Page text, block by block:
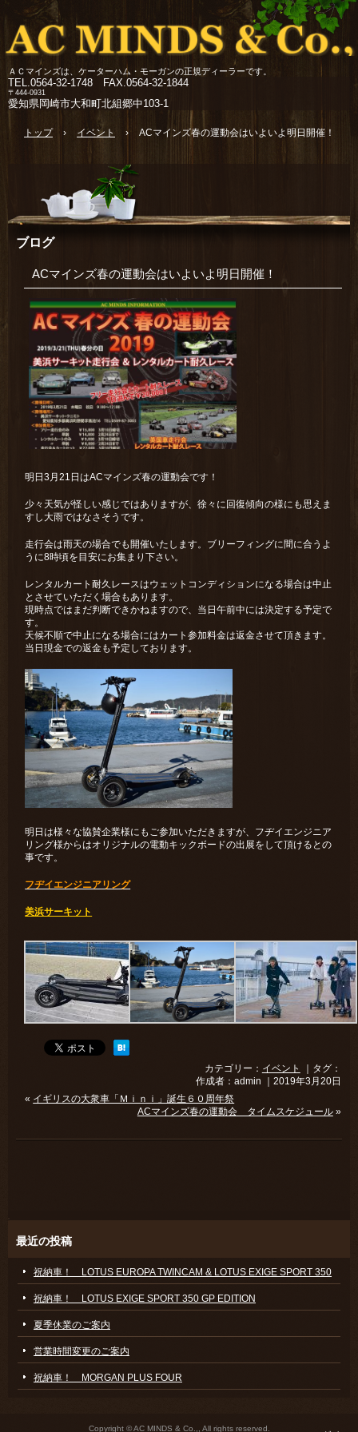
ＡＣマインズは、ケーターハム・モーガンの正規ディーラーです。
TEL.0564-32-1748 FAX.0564-32-1844
〒444-0931
愛知県岡崎市大和町北組郷中103-1
トップ › イベント › ACマインズ春の運動会はいよいよ明日開催！
ブログ
ACマインズ春の運動会はいよいよ明日開催！
明日3月21日はACマインズ春の運動会です！
少々天気が怪しい感じではありますが、徐々に回復傾向の様にも思えま
すし大雨ではなさそうです。
走行会は雨天の場合でも開催いたします。ブリーフィングに間に合うよ
うに8時頃を目安にお集まり下さい。
レンタルカート耐久レースはウェットコンディションになる場合は中止
とさせていただく場合もあります。
現時点ではまだ判断できかねますので、当日午前中には決定する予定で
す。
天候不順で中止になる場合にはカート参加料金は返金させて頂きます。
当日現金での返金も予定しております。
明日は様々な協賛企業様にもご参加いただきますが、フヂイエンジニア
リング様からはオリジナルの電動キックボードの出展をして頂けるとの
事です。
フヂイエンジニアリング
美浜サーキット
カテゴリー： イベント
｜タグ：
作成者：admin ｜2019年3月20日
« イギリスの大衆車「Ｍｉｎｉ」誕生６０周年祭
ACマインズ春の運動会 タイムスケジュール»
最近の投稿
祝納車！ LOTUS EUROPA TWINCAM & LOTUS EXIGE SPORT 350
祝納車！ LOTUS EXIGE SPORT 350 GP EDITION
夏季休業のご案内
営業時間変更のご案内
祝納車！ MORGAN PLUS FOUR
Copyright © AC MINDS & Co.,, All rights reserved.